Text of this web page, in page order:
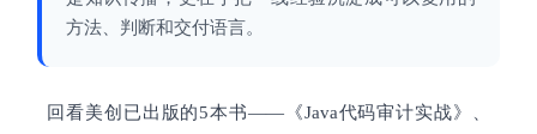
方法、判断和交付语言。
回看美创已出版的5本书——《Java代码审计实战》、